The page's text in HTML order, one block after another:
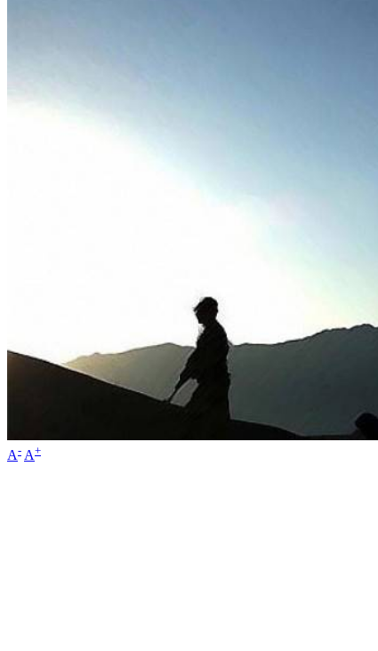
A- A+